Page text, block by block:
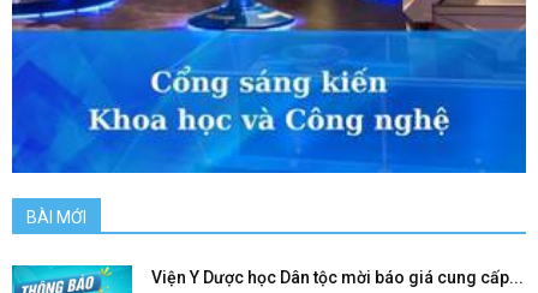
BÀI MỚI
Viện Y Dược học Dân tộc mời báo giá cung cấp...